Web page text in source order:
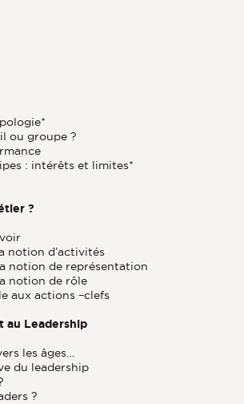
ou groupe ?
: intérêts et limites*
?
notion d’activités
notion de représentation
notion de rôle
aux actions –clefs
au Leadership
les âges…
du leadership
?